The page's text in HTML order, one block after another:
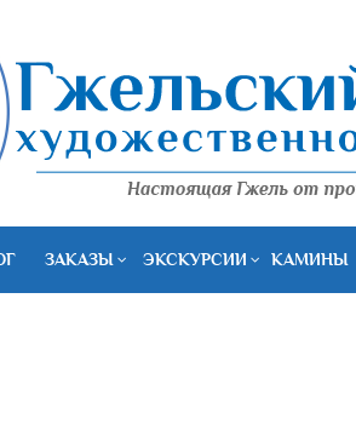
ЗАКАЗЫ ЭКСКУРСИИ КАМИНЫ